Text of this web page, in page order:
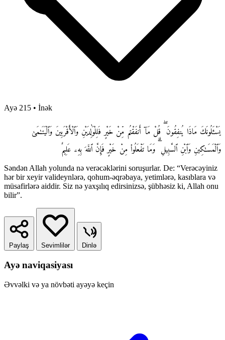
Ayə 215 • İnək
يَسْـَٔلُونَكَ مَاذَا يُنفِقُونَ ۖ قُلْ مَآ أَنفَقْتُم مِّنْ خَيْرٍ فَلِلْوَٰلِدَيْنِ وَٱلْأَقْرَبِينَ وَٱلْيَتَـٰمَىٰ
وَٱلْمَسَـٰكِينِ وَٱبْنِ ٱلسَّبِيلِ ۗ وَمَا تَفْعَلُوا۟ مِنْ خَيْرٍ فَإِنَّ ٱللَّهَ بِهِۦ عَلِيمٌ
Səndən Allah yolunda nə verəcəklərini soruşurlar. De: “Verəcəyiniz
hər bir xeyir valideynlərə, qohum-əqrəbaya, yetimlərə, kasıblara və
müsafirlərə aiddir. Siz nə yaxşılıq edirsinizsə, şübhəsiz ki, Allah onu
bilir”.
Paylaş Sevimlilər Dinlə
Ayə naviqasiyası
Əvvəlki və ya növbəti ayəyə keçin